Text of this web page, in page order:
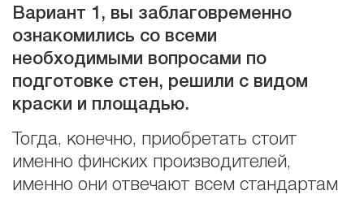
Вариант 1, вы заблаговременно
ознакомились со всеми
необходимыми вопросами по
подготовке стен, решили с видом
краски и площадью.
Тогда, конечно, приобретать стоит
именно финских производителей,
именно они отвечают всем стандартам